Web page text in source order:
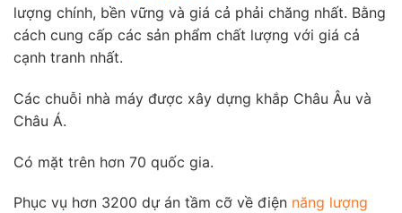
lượng chính, bền vững và giá cả phải chăng nhất. Bằng
cách cung cấp các sản phẩm chất lượng với giá cả
cạnh tranh nhất.
Các chuỗi nhà máy được xây dựng khắp Châu Âu và
Châu Á.
Có mặt trên hơn 70 quốc gia.
Phục vụ hơn 3200 dự án tầm cỡ về điện năng lượng